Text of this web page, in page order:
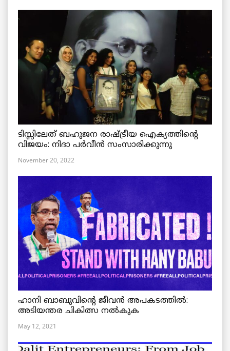
ടിസ്സിലേത് ബഹുജന രാഷ്ട്രീയ ഐക്യത്തിന്റെ
വിജയം: നിദാ പർവീൻ സംസാരിക്കുന്നു
November 20, 2022
ഹാനി ബാബുവിന്റെ ജീവൻ അപകടത്തിൽ:
അടിയന്തര ചികിത്സ നൽകുക
May 12, 2021